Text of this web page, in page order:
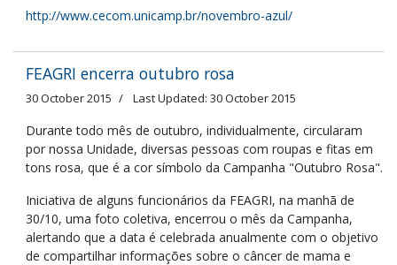
http://www.cecom.unicamp.br/novembro-azul/
FEAGRI encerra outubro rosa
30 October 2015 Last Updated: 30 October 2015
Durante todo mês de outubro, individualmente, circularam
por nossa Unidade, diversas pessoas com roupas e fitas em
tons rosa, que é a cor símbolo da Campanha "Outubro Rosa".
Iniciativa de alguns funcionários da FEAGRI, na manhã de
30/10, uma foto coletiva, encerrou o mês da Campanha,
alertando que a data é celebrada anualmente com o objetivo
de compartilhar informações sobre o câncer de mama e